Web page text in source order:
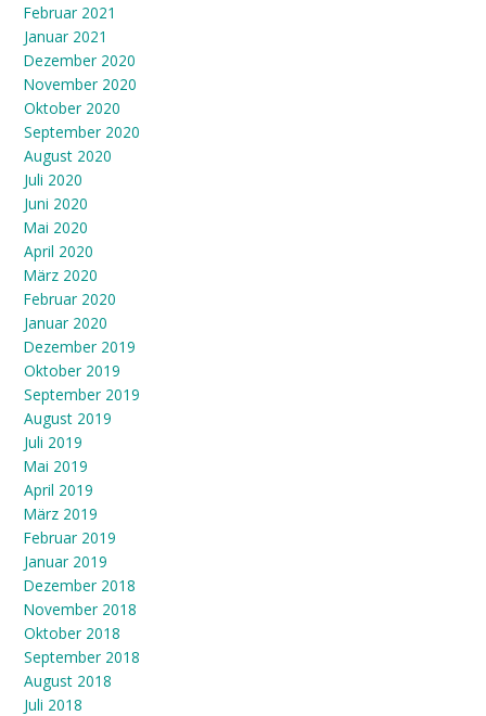
Februar 2021
Januar 2021
Dezember 2020
November 2020
Oktober 2020
September 2020
August 2020
Juli 2020
Juni 2020
Mai 2020
April 2020
März 2020
Februar 2020
Januar 2020
Dezember 2019
Oktober 2019
September 2019
August 2019
Juli 2019
Mai 2019
April 2019
März 2019
Februar 2019
Januar 2019
Dezember 2018
November 2018
Oktober 2018
September 2018
August 2018
Juli 2018